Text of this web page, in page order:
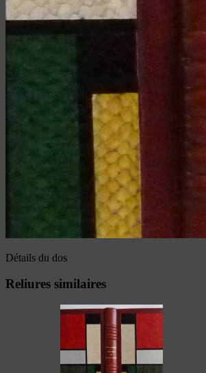
Détails du dos
Reliures similaires